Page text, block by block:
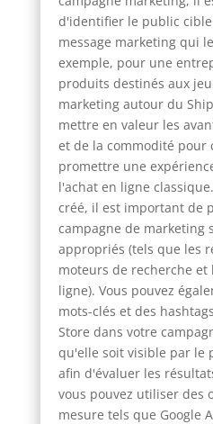
d'identifier le public
message marketing qui
exemple, pour une
produits destinés aux
marketing autour du
mettre en valeur les
et de la commodité pour
promettre une
l'achat en ligne
créé, il est important de
campagne de marketing
appropriés (tels que les
moteurs de recherche
ligne). Vous pouvez
mots-clés et des
Store dans votre
qu'elle soit visible par le
afin d'évaluer les
vous pouvez utiliser des
mesure tels que Google